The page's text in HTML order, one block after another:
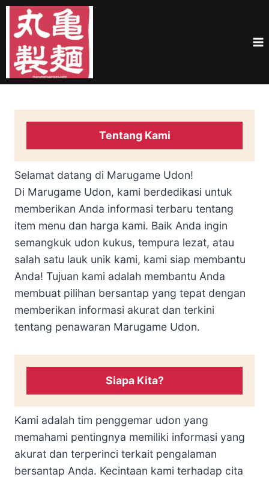
Skip
content
Tentang Kami
Selamat datang di Marugame Udon!
Di Marugame Udon, kami berdedikasi untuk
memberikan Anda informasi terbaru tentang
item menu dan harga kami. Baik Anda ingin
semangkuk udon kukus, tempura lezat, atau
salah satu lauk unik kami, kami siap membantu
Anda! Tujuan kami adalah membantu Anda
membuat pilihan bersantap yang tepat dengan
memberikan informasi akurat dan terkini
tentang penawaran Marugame Udon.
Siapa Kita?
Kami adalah tim penggemar udon yang
memahami pentingnya memiliki informasi yang
akurat dan terperinci terkait pengalaman
bersantap Anda. Kecintaan kami terhadap cita